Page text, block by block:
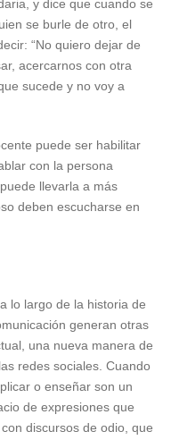
y dice que cuando se
se burle de otro, el
“No quiero dejar de
acercarnos con otra
sucede y no voy a
puede ser habilitar
con la persona
llevarla a más
deben escucharse en
lo largo de la historia de
generan otras
una nueva manera de
redes sociales. Cuando
o enseñar son un
de expresiones que
discursos de odio, que